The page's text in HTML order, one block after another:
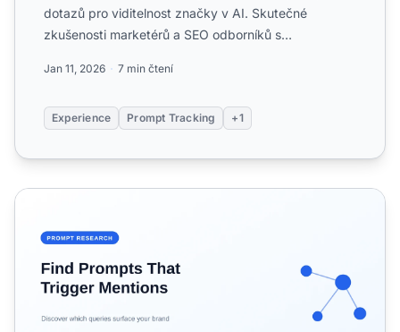
dotazů pro viditelnost značky v AI. Skutečné
zkušenosti marketérů a SEO odborníků s
Jan 11, 2026 7 min čtení
Experience Prompt Tracking +1
Jak zjistit, které dotazy spouští zmínění vaší značky v AI